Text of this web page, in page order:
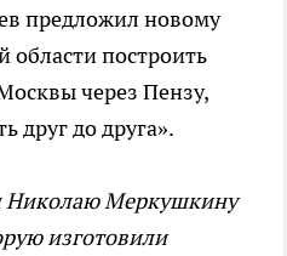
предложил новому
области построить
через Пензу,
друг до друга».
Николаю Меркушкину
изготовили